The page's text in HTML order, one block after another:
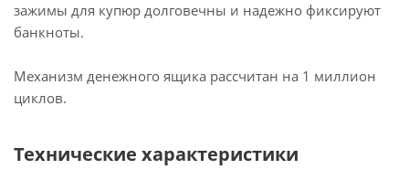
зажимы для купюр долговечны и надежно фиксируют
банкноты.
Механизм денежного ящика рассчитан на 1 миллион
циклов.
Технические характеристики